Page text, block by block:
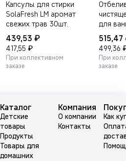
Капсулы для стирки
SolaFresh LM аромат
свежих трав 30шт.
439,53 ₽
417,55 ₽
При коллективном
заказе
для
Pigeon
Bleach
515,47
499,36
При
заказе
Каталог
Детские
товары
Продукты
Товары для
домашних
Компания
О компании
Контакты
Как